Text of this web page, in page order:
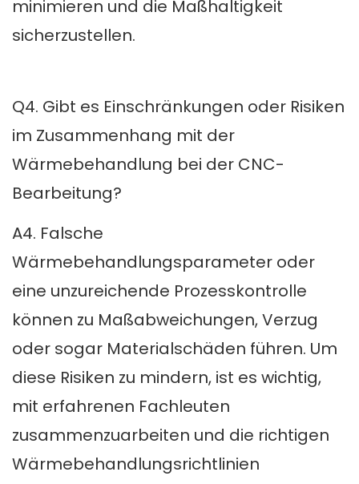
minimieren und die Maßhaltigkeit
sicherzustellen.
Q4. Gibt es Einschränkungen oder Risiken
im Zusammenhang mit der
Wärmebehandlung bei der CNC-
Bearbeitung?
A4. Falsche
Wärmebehandlungsparameter oder
eine unzureichende Prozesskontrolle
können zu Maßabweichungen, Verzug
oder sogar Materialschäden führen. Um
diese Risiken zu mindern, ist es wichtig,
mit erfahrenen Fachleuten
zusammenzuarbeiten und die richtigen
Wärmebehandlungsrichtlinien